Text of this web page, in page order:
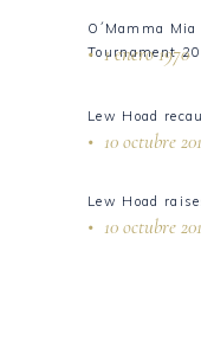
O´Mamma
Tournament
1 enero 1970
Lew Hoad
10 octubre
Lew Hoad
10 octubre